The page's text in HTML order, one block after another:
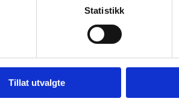
Statistikk
Tillat utvalgte